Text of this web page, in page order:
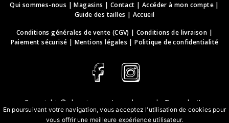
Qui sommes-nous |Magasins | Contact | Accéder à mon compte|
Guide des tailles | Accueil
Conditions générales de vente (CGV) |Conditions de livraison |
Paiement sécurisé | Mentions légales |Politique de confidentialité
Copyright © deguisements-cadeaux.ch
. Tous droits
réservés.
En poursuivant votre navigation, vous acceptez l'utilisation de cookies pour
vous offrir une meilleure expérience utilisateur.